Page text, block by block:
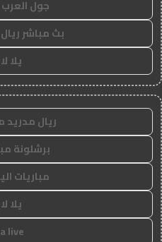
جول العرب goalarab
بث مباشر
يلا
ريال مدريد
برشلونة
مباريات
يلا
live